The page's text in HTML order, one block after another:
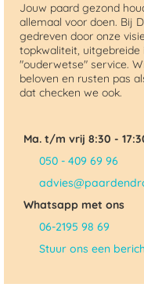
Jouw paard gezond
allemaal voor doen. Bij
gedreven door onze
topkwaliteit,
"ouderwetse" service.
beloven en rusten pas
dat checken we ook.
Ma. t/m vrij 8:30 -
050 - 409 69 96
Whatsapp met ons
06-2195 98 69
Stuur ons een